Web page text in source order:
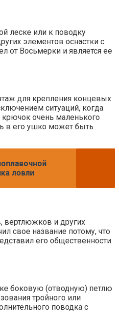
леске или к поводку
элементов оснастки с
от Восьмерки и является ее
для крепления концевых
ситуаций, когда
крючок очень маленького
в его ушко может быть
ловли
вертлюжков и других
свое название потому, что
его общественности
боковую (отводную) петлю
тройного или
поводка с